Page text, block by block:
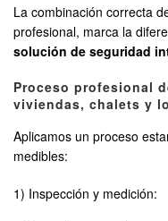
La combinación correcta
profesional, marca la
solución de seguridad
Proceso profesional
viviendas, chalets y
Aplicamos un proceso
medibles:
1) Inspección y medición: